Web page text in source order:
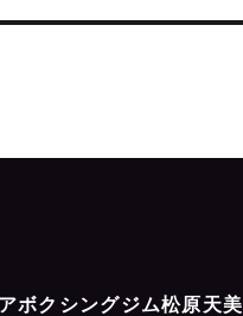
ボクシングジム松原天美